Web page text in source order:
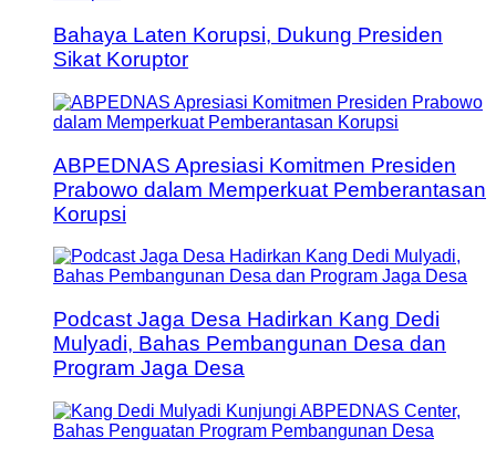
Bahaya Laten Korupsi, Dukung Presiden
Sikat Koruptor
ABPEDNAS Apresiasi Komitmen Presiden
Prabowo dalam Memperkuat Pemberantasan
Korupsi
Podcast Jaga Desa Hadirkan Kang Dedi
Mulyadi, Bahas Pembangunan Desa dan
Program Jaga Desa